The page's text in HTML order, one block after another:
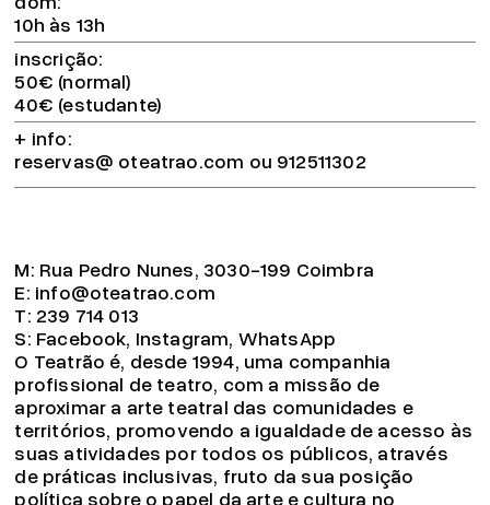
10h às 13h
inscrição
50€ (normal)
40€ (estudante)
+ info
reservas@ oteatrao.com ou 912511302
M: Rua Pedro Nunes, 3030-199 Coimbra
E: info@oteatrao.com
T: 239 714 013
S: Facebook, Instagram, WhatsApp
O Teatrão é, desde 1994, uma companhia
profissional de teatro, com a missão de
aproximar a arte teatral das comunidades e
territórios, promovendo a igualdade de acesso às
suas atividades por todos os públicos, através
de práticas inclusivas, fruto da sua posição
política sobre o papel da arte e cultura no